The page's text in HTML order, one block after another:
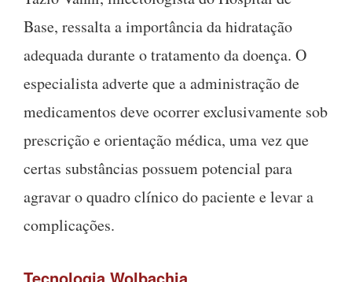
Base, ressalta a importância da hidratação
adequada durante o tratamento da doença. O
especialista adverte que a administração de
medicamentos deve ocorrer exclusivamente sob
prescrição e orientação médica, uma vez que
certas substâncias possuem potencial para
agravar o quadro clínico do paciente e levar a
complicações.